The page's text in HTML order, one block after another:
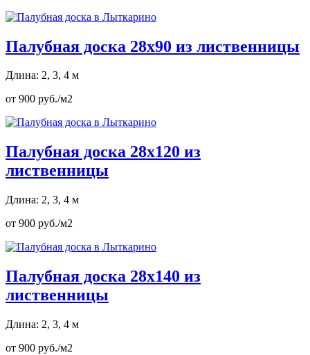
Палубная доска 28х90 из лиственницы
Длина: 2, 3, 4 м
от 900 руб./м2
Палубная доска 28х120 из
лиственницы
Длина: 2, 3, 4 м
от 900 руб./м2
Палубная доска 28х140 из
лиственницы
Длина: 2, 3, 4 м
от 900 руб./м2